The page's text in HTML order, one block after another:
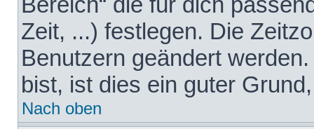
Zeit, ...) festlegen. Die
Benutzern geändert
bist, ist dies ein guter
Nach oben